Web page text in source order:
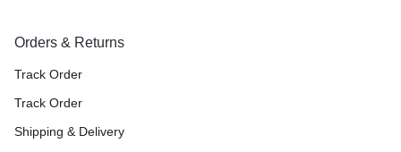
Orders & Returns
Track Order
Track Order
Shipping & Delivery